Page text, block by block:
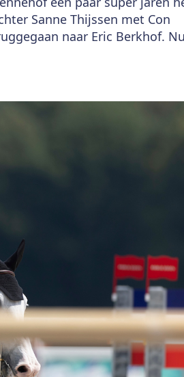
Sanne Thijssen met Con
naar Eric Berkhof. Nu